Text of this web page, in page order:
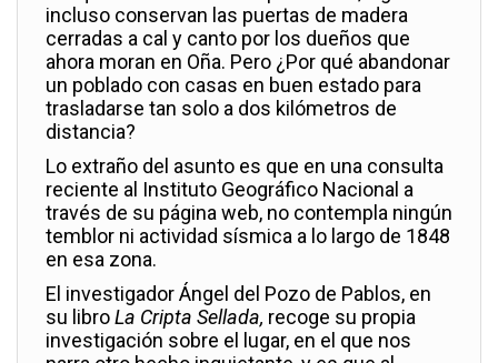
incluso conservan las puertas de madera
cerradas a cal y canto por los dueños que
ahora moran en Oña. Pero ¿Por qué abandonar
un poblado con casas en buen estado para
trasladarse tan solo a dos kilómetros de
distancia?
Lo extraño del asunto es que en una consulta
reciente al Instituto Geográfico Nacional a
través de su página web, no contempla ningún
temblor ni actividad sísmica a lo largo de 1848
en esa zona.
El investigador Ángel del Pozo de Pablos, en
su libroLa Cripta Sellada, recoge su propia
investigación sobre el lugar, en el que nos